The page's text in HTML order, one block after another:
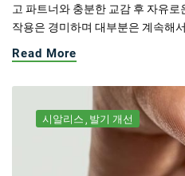
고 파트너와 충분한 교감 후 자유
작용은 경미하며 대부분은 계속해
Read More
시알리스 발기 개선